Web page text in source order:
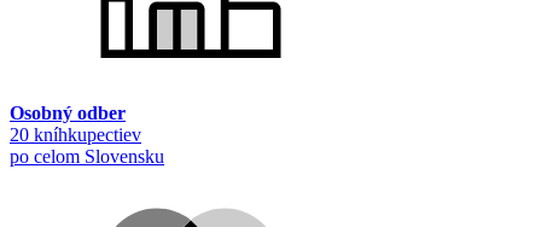
Osobný odber
20 kníhkupectiev
po celom Slovensku